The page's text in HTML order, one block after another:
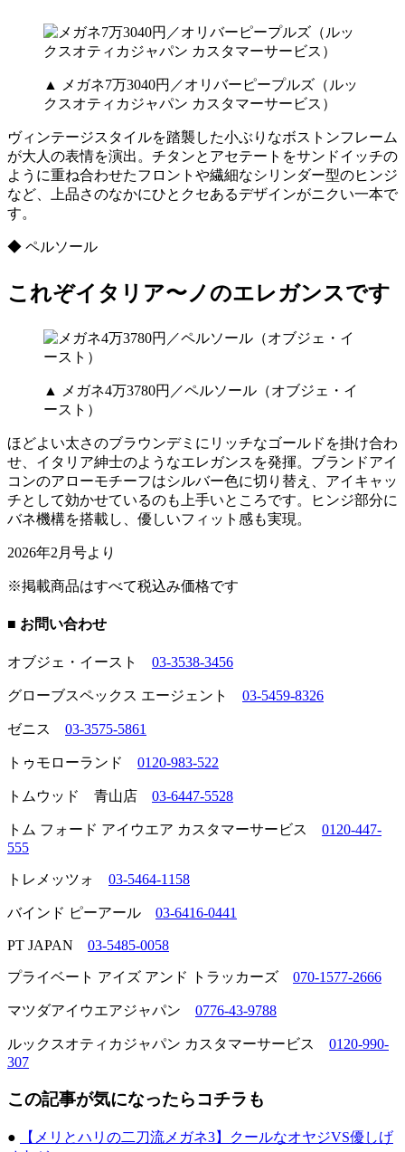
▲ メガネ7万3040円／オリバーピープルズ（ルッ
クスオティカジャパン カスタマーサービス）
ヴィンテージスタイルを踏襲した小ぶりなボストンフレーム
が大人の表情を演出。チタンとアセテートをサンドイッチの
ように重ね合わせたフロントや繊細なシリンダー型のヒンジ
など、上品さのなかにひとクセあるデザインがニクい一本で
す。
◆ ペルソール
これぞイタリア〜ノのエレガンスです
▲ メガネ4万3780円／ペルソール（オブジェ・イ
ースト）
ほどよい太さのブラウンデミにリッチなゴールドを掛け合わ
せ、イタリア紳士のようなエレガンスを発揮。ブランドアイ
コンのアローモチーフはシルバー色に切り替え、アイキャッ
チとして効かせているのも上手いところです。ヒンジ部分に
バネ機構を搭載し、優しいフィット感も実現。
2026年2月号より
※掲載商品はすべて税込み価格です
■ お問い合わせ
オブジェ・イースト 03-3538-3456
グローブスペックス エージェント 03-5459-8326
ゼニス 03-3575-5861
トゥモローランド 0120-983-522
トムウッド 青山店 03-6447-5528
トム フォード アイウエア カスタマーサービス 0120-447-
555
トレメッツォ 03-5464-1158
バインド ピーアール 03-6416-0441
PT JAPAN 03-5485-0058
プライベート アイズ アンド トラッカーズ 070-1577-2666
マツダアイウエアジャパン 0776-43-9788
ルックスオティカジャパン カスタマーサービス 0120-990-
307
この記事が気になったらコチラも
●
【メリとハリの二刀流メガネ3】クールなオヤジVS優しげ